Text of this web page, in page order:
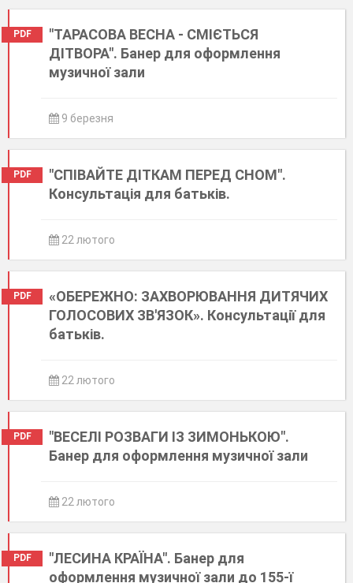
PDF
"ТАРАСОВА ВЕСНА - СМІЄТЬСЯ
ДІТВОРА". Банер для оформлення
музичної зали
9 березня
PDF
"СПІВАЙТЕ ДІТКАМ ПЕРЕД СНОМ".
Консультація для батьків.
22 лютого
PDF
«ОБЕРЕЖНО: ЗАХВОРЮВАННЯ ДИТЯЧИХ
ГОЛОСОВИХ ЗВ'ЯЗОК». Консультації для
батьків.
22 лютого
PDF
"ВЕСЕЛІ РОЗВАГИ ІЗ ЗИМОНЬКОЮ".
Банер для оформлення музичної зали
22 лютого
PDF
"ЛЕСИНА КРАЇНА". Банер для
оформлення музичної зали до 155-ї